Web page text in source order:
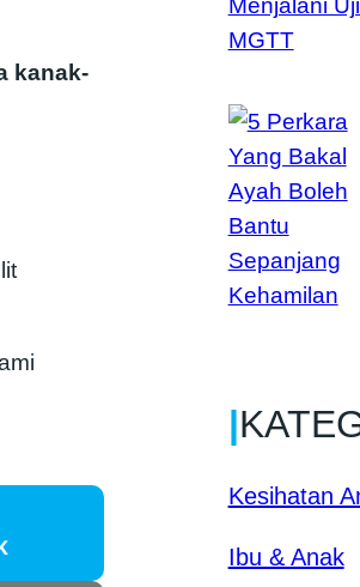
kanak-
|
Kesihatan
Ibu & Anak